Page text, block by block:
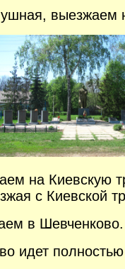
выезжаем
на Киевскую
с Киевской
в Шевченково.
полностью